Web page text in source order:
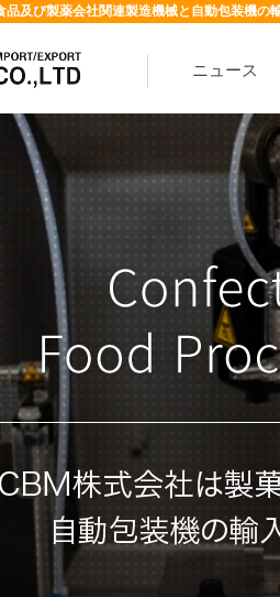
及び製薬会社関連製造機械と自動包装機の
ニュース